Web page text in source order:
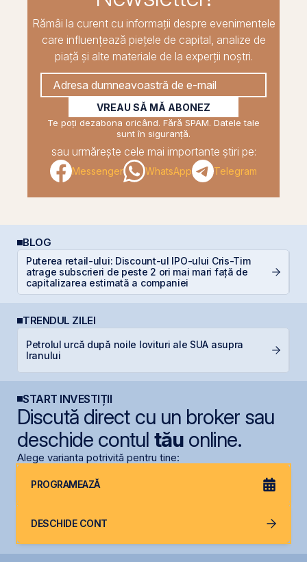
Rămâi la curent cu informații despre evenimentele
care influențează piețele de capital, analize de
piață și alte materiale de la experții noștri.
VREAU SĂ MĂ ABONEZ
Te poți dezabona oricând. Fără SPAM. Datele tale
sunt în siguranță.
sau urmărește cele mai importante știri pe:
Messenger WhatsApp Telegram
BLOG
Puterea retail-ului: Discount-ul IPO-ului Cris-Tim
atrage subscrieri de peste 2 ori mai mari față de
capitalizarea estimată a companiei
TRENDUL ZILEI
Petrolul urcă după noile lovituri ale SUA asupra
Iranului
START INVESTIȚII
Discută direct cu un broker sau
deschide contul tăuonline.
Alege varianta potrivită pentru tine:
PROGRAMEAZĂ
DESCHIDE CONT